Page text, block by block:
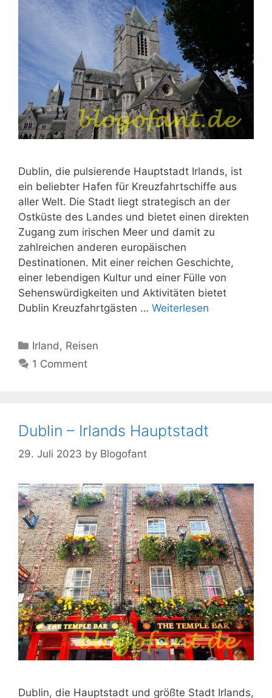
Dublin, die pulsierende Hauptstadt Irlands, ist
ein beliebter Hafen für Kreuzfahrtschiffe aus
aller Welt. Die Stadt liegt strategisch an der
Ostküste des Landes und bietet einen direkten
Zugang zum irischen Meer und damit zu
zahlreichen anderen europäischen
Destinationen. Mit einer reichen Geschichte,
einer lebendigen Kultur und einer Fülle von
Sehenswürdigkeiten und Aktivitäten bietet
Dublin Kreuzfahrtgästen … Weiterlesen
Kategorien
Irland , Reisen
1 Comment
Dublin – Irlands Hauptstadt
29. Juli 2023 by Blogofant
Dublin, die Hauptstadt und größte Stadt Irlands,